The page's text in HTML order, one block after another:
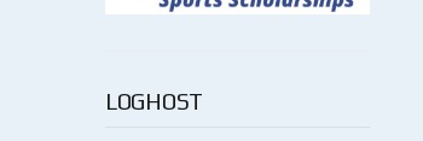
LOGHOST